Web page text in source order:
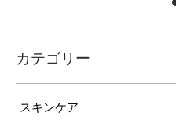
カテゴリー
スキンケア